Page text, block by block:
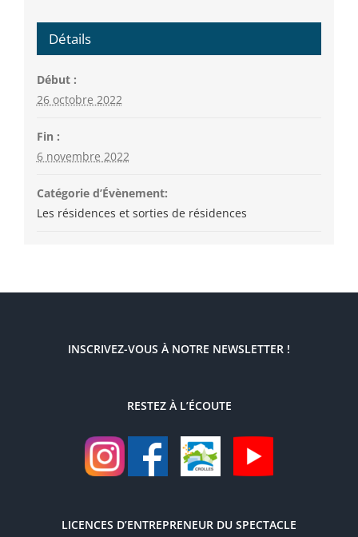
Détails
Début :
26 octobre 2022
Fin :
6 novembre 2022
Catégorie d’Évènement:
Les résidences et sorties de résidences
INSCRIVEZ-VOUS À NOTRE NEWSLETTER !
RESTEZ À L’ÉCOUTE
LICENCES D’ENTREPRENEUR DU SPECTACLE